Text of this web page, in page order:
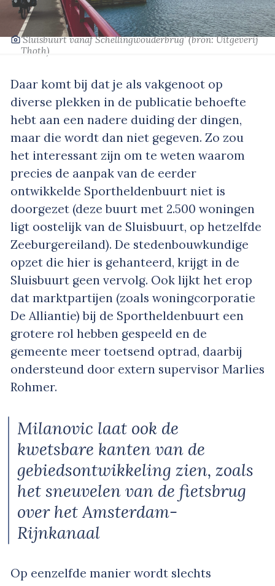
‘Sluisbuurt vanaf Schellingwouderbrug’(bron: Uitgeverij
Thoth)
Daar komt bij dat je als vakgenoot op
diverse plekken in de publicatie behoefte
hebt aan een nadere duiding der dingen,
maar die wordt dan niet gegeven. Zo zou
het interessant zijn om te weten waarom
precies de aanpak van de eerder
ontwikkelde Sportheldenbuurt niet is
doorgezet (deze buurt met 2.500 woningen
ligt oostelijk van de Sluisbuurt, op hetzelfde
Zeeburgereiland). De stedenbouwkundige
opzet die hier is gehanteerd, krijgt in de
Sluisbuurt geen vervolg. Ook lijkt het erop
dat marktpartijen (zoals woningcorporatie
De Alliantie) bij de Sportheldenbuurt een
grotere rol hebben gespeeld en de
gemeente meer toetsend optrad, daarbij
ondersteund door extern supervisor Marlies
Rohmer.
Milanovic laat ook de
kwetsbare kanten van de
gebiedsontwikkeling zien, zoals
het sneuvelen van de fietsbrug
over het Amsterdam-
Rijnkanaal
Op eenzelfde manier wordt slechts